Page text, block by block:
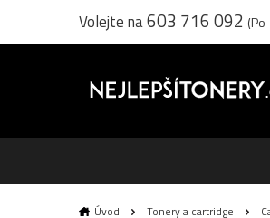
Volejte na603 716 092
Úvod Tonery a cartridge